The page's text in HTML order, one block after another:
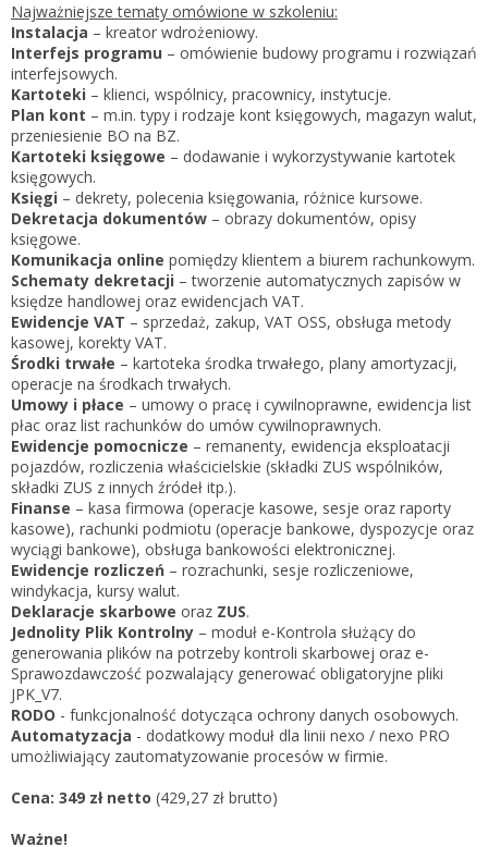
Najważniejsze tematy omówione w szkoleniu:
Instalacja – kreator wdrożeniowy.
Interfejs programu – omówienie budowy programu i rozwiązań
interfejsowych.
Kartoteki – klienci, wspólnicy, pracownicy, instytucje.
Plan kont – m.in. typy i rodzaje kont księgowych, magazyn walut,
przeniesienie BO na BZ.
Kartoteki księgowe – dodawanie i wykorzystywanie kartotek
księgowych.
Księgi – dekrety, polecenia księgowania, różnice kursowe.
Dekretacja dokumentów – obrazy dokumentów, opisy
księgowe.
Komunikacja online pomiędzy klientem a biurem rachunkowym.
Schematy dekretacji – tworzenie automatycznych zapisów w
księdze handlowej oraz ewidencjach VAT.
Ewidencje VAT – sprzedaż, zakup, VAT OSS, obsługa metody
kasowej, korekty VAT.
Środki trwałe – kartoteka środka trwałego, plany amortyzacji,
operacje na środkach trwałych.
Umowy i płace – umowy o pracę i cywilnoprawne, ewidencja list
płac oraz list rachunków do umów cywilnoprawnych.
Ewidencje pomocnicze – remanenty, ewidencja eksploatacji
pojazdów, rozliczenia właścicielskie (składki ZUS wspólników,
składki ZUS z innych źródeł itp.).
Finanse – kasa firmowa (operacje kasowe, sesje oraz raporty
kasowe), rachunki podmiotu (operacje bankowe, dyspozycje oraz
wyciągi bankowe), obsługa bankowości elektronicznej.
Ewidencje rozliczeń – rozrachunki, sesje rozliczeniowe,
windykacja, kursy walut.
Deklaracje skarbowe oraz ZUS.
Jednolity Plik Kontrolny – moduł e-Kontrola służący do
generowania plików na potrzeby kontroli skarbowej oraz e-
Sprawozdawczość pozwalający generować obligatoryjne pliki
JPK_V7.
RODO - funkcjonalność dotycząca ochrony danych osobowych.
Automatyzacja - dodatkowy moduł dla linii nexo / nexo PRO
umożliwiający zautomatyzowanie procesów w firmie.
Cena: 349 zł netto (429,27 zł brutto)
Ważne!